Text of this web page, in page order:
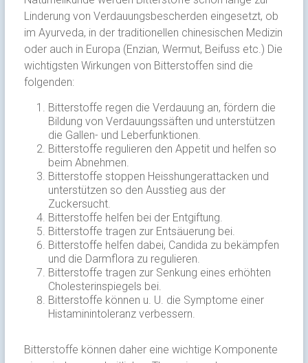
Linderung von Verdauungsbescherden eingesetzt, ob
im Ayurveda, in der traditionellen chinesischen Medizin
oder auch in Europa (Enzian, Wermut, Beifuss etc.) Die
wichtigsten Wirkungen von Bitterstoffen sind die
folgenden:
Bitterstoffe regen die Verdauung an, fördern die
Bildung von Verdauungssäften und unterstützen
die Gallen- und Leberfunktionen.
Bitterstoffe regulieren den Appetit und helfen so
beim Abnehmen.
Bitterstoffe stoppen Heisshungerattacken und
unterstützen so den Ausstieg aus der
Zuckersucht.
Bitterstoffe helfen bei der Entgiftung.
Bitterstoffe tragen zur Entsäuerung bei.
Bitterstoffe helfen dabei, Candida zu bekämpfen
und die Darmflora zu regulieren.
Bitterstoffe tragen zur Senkung eines erhöhten
Cholesterinspiegels bei.
Bitterstoffe können u. U. die Symptome einer
Histaminintoleranz verbessern.
Bitterstoffe können daher eine wichtige Komponente